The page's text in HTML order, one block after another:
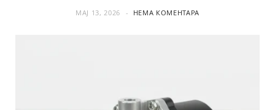
МАЈ 13, 2026 НЕМА КОМЕНТАРА